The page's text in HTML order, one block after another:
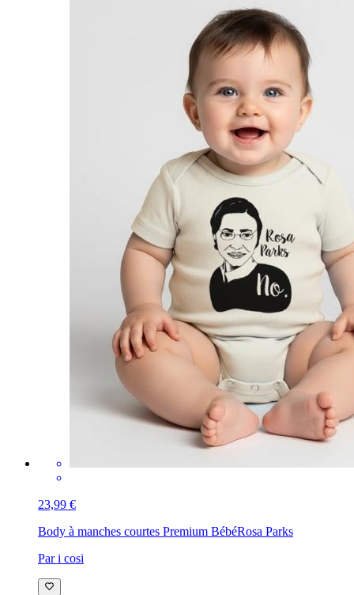
23,99 €
Body à manches courtes Premium BébéRosa Parks
Par i cosi